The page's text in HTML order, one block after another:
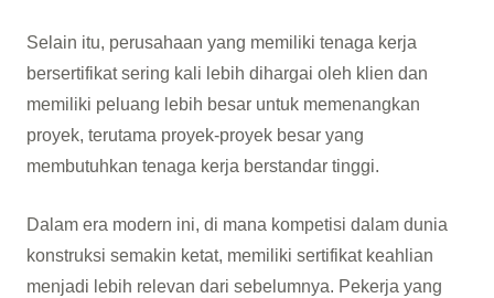
Selain itu, perusahaan yang memiliki tenaga kerja
bersertifikat sering kali lebih dihargai oleh klien dan
memiliki peluang lebih besar untuk memenangkan
proyek, terutama proyek-proyek besar yang
membutuhkan tenaga kerja berstandar tinggi.
Dalam era modern ini, di mana kompetisi dalam dunia
konstruksi semakin ketat, memiliki sertifikat keahlian
menjadi lebih relevan dari sebelumnya. Pekerja yang